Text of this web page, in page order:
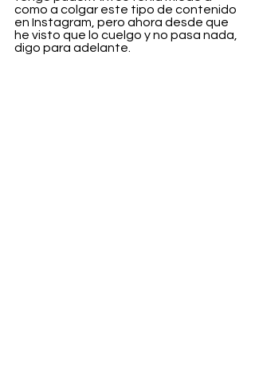
como a colgar este tipo de contenido
en Instagram, pero ahora desde que
he visto que lo cuelgo y no pasa nada,
digo para adelante.